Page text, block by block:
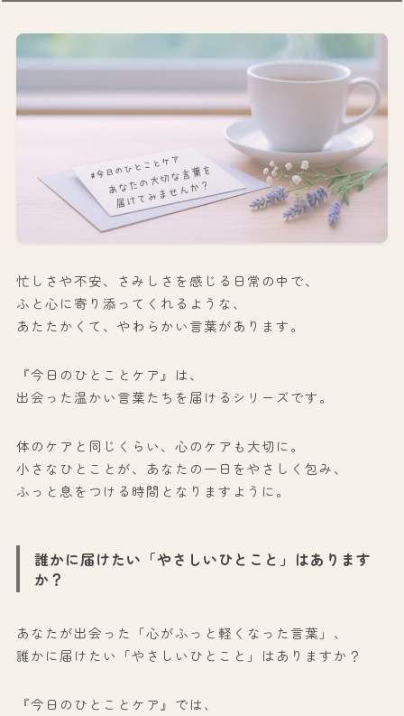
忙しさや不安、さみしさを感じる日常の中で、
ふと心に寄り添ってくれるような、
あたたかくて、やわらかい言葉があります。
『今日のひとことケア』は、
出会った温かい言葉たちを届けるシリーズです。
体のケアと同じくらい、心のケアも大切に。
小さなひとことが、あなたの一日をやさしく包み、
ふっと息をつける時間となりますように。
誰かに届けたい「やさしいひとこと」はあります
か？
あなたが出会った「心がふっと軽くなった言葉」、
誰かに届けたい「やさしいひとこと」はありますか？
『今日のひとことケア』では、